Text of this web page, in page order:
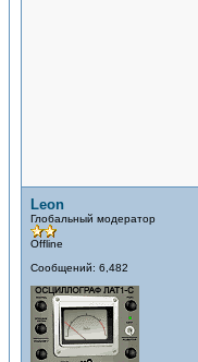
Leon
Глобальный модератор
Offline
Сообщений: 6,482